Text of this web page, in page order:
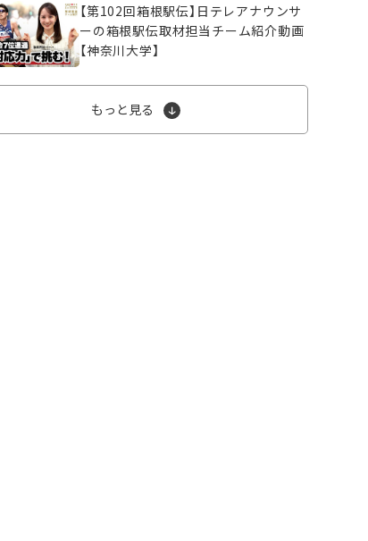
【第102回箱根駅伝】日テレアナウンサ
ーの箱根駅伝取材担当チーム紹介動画
【神奈川大学】
もっと見る